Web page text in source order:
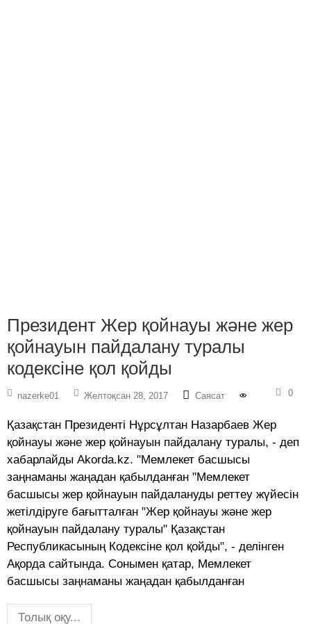
Президент Жер қойнауы және жер
қойнауын пайдалану туралы
кодексіне қол қойды
nazerke01 Желтоқсан 28, 2017 Саясат 0
Қазақстан Президенті Нұрсұлтан Назарбаев Жер
қойнауы және жер қойнауын пайдалану туралы, - деп
хабарлайды Akorda.kz. "Мемлекет басшысы
заңнаманы жаңадан қабылданған "Мемлекет
басшысы жер қойнауын пайдалануды реттеу жүйесін
жетілдіруге бағытталған "Жер қойнауы және жер
қойнауын пайдалану туралы" Қазақстан
Республикасының Кодексіне қол қойды", - делінген
Ақорда сайтында. Сонымен қатар, Мемлекет
басшысы заңнаманы жаңадан қабылданған
Толық оқу...